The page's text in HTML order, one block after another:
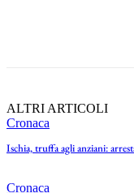
ALTRI ARTICOLI
Cronaca
Ischia, truffa agli anziani:
Cronaca